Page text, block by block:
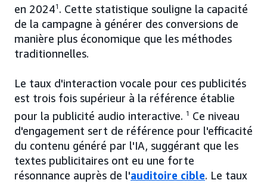
en 20241 . Cette statistique souligne la capacité
de la campagne à générer des conversions de
manière plus économique que les méthodes
traditionnelles.
Le taux d'interaction vocale pour ces publicités
est trois fois supérieur à la référence établie
pour la publicité audio interactive. 1
Ce niveau
d'engagement sert de référence pour l'efficacité
du contenu généré par l'IA, suggérant que les
textes publicitaires ont eu une forte
résonnance auprès de l'auditoire cible. Le taux